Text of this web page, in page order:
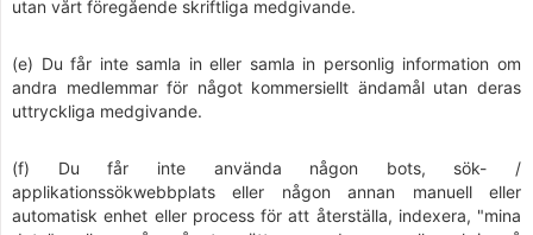
utan vårt föregående skriftliga medgivande.
(e) Du får inte samla in eller samla in personlig information om
andra medlemmar för något kommersiellt ändamål utan deras
uttryckliga medgivande.
(f) Du får inte använda någon bots, sök- /
applikationssökwebbplats eller någon annan manuell eller
automatisk enhet eller process för att återställa, indexera, "mina